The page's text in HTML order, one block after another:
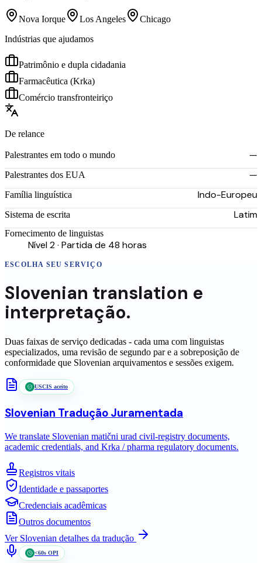
Nova Iorque Los Angeles
Chicago
Indústrias que ajudamos
Patrimônio e dupla cidadania
Farmacêutica (Krka)
Comércio transfronteiriço
De relance
Palestrantes em todo o mundo —
Palestrantes dos EUA —
Família linguística Indo-Europeu
Sistema de escrita Latim
Fornecimento de linguistas
Nível 2 · Partida de 48 horas
ESCOLHA SEU SERVIÇO
Slovenian translation e
interpretação.
Duas faixas de serviço dedicadas - cada uma com linguistas
especializados, uma revisão de segundo par e a sobreposição de
conformidade que Slovenian arquivamentos e sessões exigem.
USCIS aceito
Slovenian Tradução Juramentada
We translate Slovenian matični urad civil-registry documents,
academic credentials, and Krka / pharma regulatory documents.
Registros vitais
Identidade e passaportes
Credenciais acadêmicas
Outros documentos
Ver Slovenian detalhes da tradução
<60s OPI